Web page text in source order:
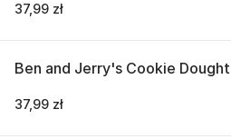
37,99 zł
Ben and Jerry's Cookie Dought
37,99 zł